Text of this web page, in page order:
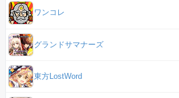
ワンコレ
グランドサマナーズ
東方LostWord